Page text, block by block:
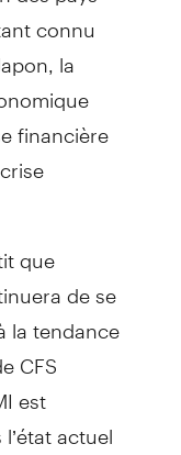
connu
la
financière
que
de se
tendance
CFS
est
actuel